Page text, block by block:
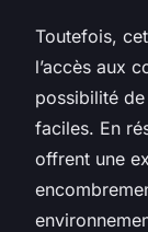
Toutefois,
l’accès aux
possibilité
faciles. En
offrent une